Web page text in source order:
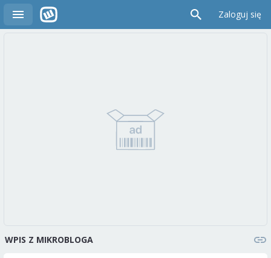
Zaloguj się
WPIS Z MIKROBLOGA